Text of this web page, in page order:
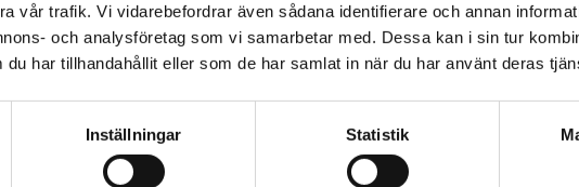
vår trafik. Vi vidarebefordrar även sådana identifierare och annan
och analysföretag som vi samarbetar med. Dessa kan i sin tur
du har tillhandahållit eller som de har samlat in när du har använt deras
Inställningar Statistik
erbjuda
vi